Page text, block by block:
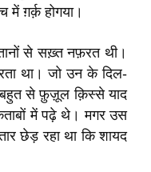
ग़र्क़ होगया।
से सख़्त नफ़रत थी।
था। जो उन के दिल-
से फ़ुज़ूल क़िस्से याद
में पढ़े थे। मगर उस
छेड़ रहा था कि शायद